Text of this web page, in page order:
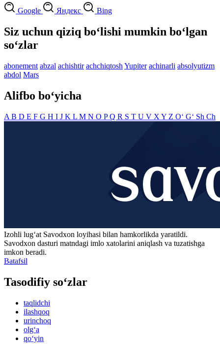
Google Яндекс Bing
Siz uchun qiziq bo‘lishi mumkin bo‘lgan
so‘zlar
abonement abzal achishtir achchiqtosh Yupiter achinarli absolyutizm
abdol Mars
Alifbo bo‘yicha
A B D E F G H I J K L M N O PQ R S T U V X Y Z O‘ G‘ Sh Ch
Izohli lugʻat Savodxon loyihasi bilan hamkorlikda yaratildi.
Savodxon dasturi matndagi imlo xatolarini aniqlash va tuzatishga
imkon beradi.
Batafsil
Tasodifiy so‘zlar
taqlidchi
ilashqoq
urinchoq
olg‘a
qo‘yin